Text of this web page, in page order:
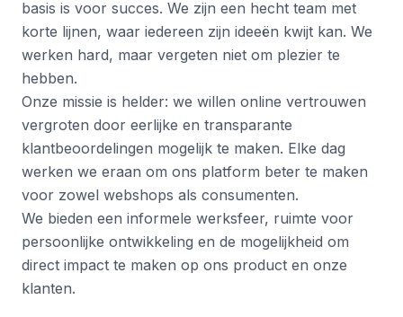
basis is voor succes. We zijn een hecht team met
korte lijnen, waar iedereen zijn ideeën kwijt kan. We
werken hard, maar vergeten niet om plezier te
hebben.
Onze missie is helder: we willen online vertrouwen
vergroten door eerlijke en transparante
klantbeoordelingen mogelijk te maken. Elke dag
werken we eraan om ons platform beter te maken
voor zowel webshops als consumenten.
We bieden een informele werksfeer, ruimte voor
persoonlijke ontwikkeling en de mogelijkheid om
direct impact te maken op ons product en onze
klanten.